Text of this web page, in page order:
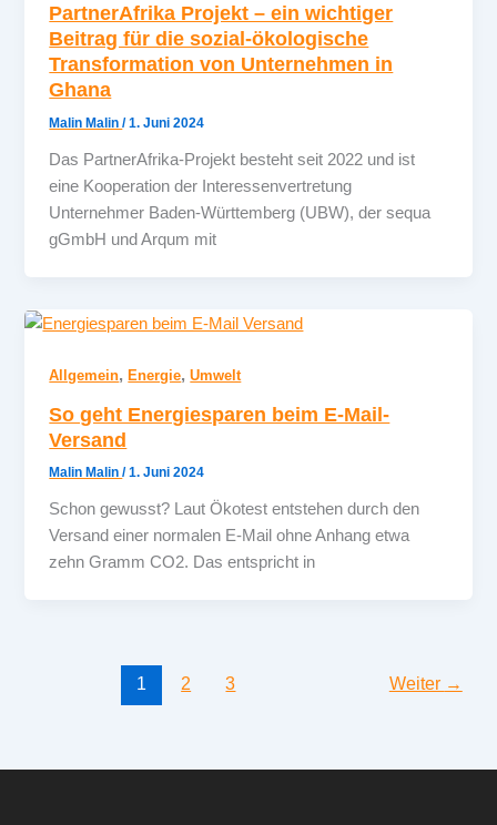
PartnerAfrika Projekt – ein wichtiger
Beitrag für die sozial-ökologische
Transformation von Unternehmen in
Ghana
Malin Malin/1. Juni 2024
Das PartnerAfrika-Projekt besteht seit 2022 und ist
eine Kooperation der Interessenvertretung
Unternehmer Baden-Württemberg (UBW), der sequa
gGmbH und Arqum mit
Allgemein,Energie,Umwelt
So geht Energiesparen beim E-Mail-
Versand
Malin Malin/1. Juni 2024
Schon gewusst? Laut Ökotest entstehen durch den
Versand einer normalen E-Mail ohne Anhang etwa
zehn Gramm CO2. Das entspricht in
1 2 3 Weiter →